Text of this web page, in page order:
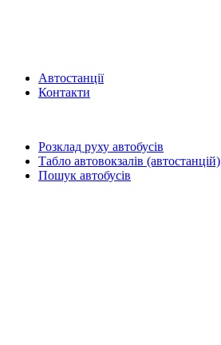
Автостанції
Контакти
Розклад руху автобусів
Табло автовокзалів (автостанцій)
Пошук автобусів